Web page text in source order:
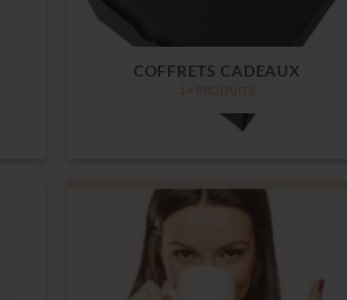
COFFRETS CADEAUX
14 PRODUITS